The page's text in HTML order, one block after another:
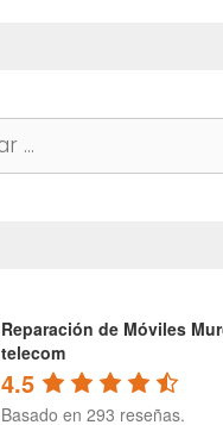
Reparación de Móviles
telecom
4.5
Basado en 293 reseñas.